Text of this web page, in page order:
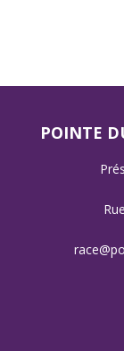
POINTE